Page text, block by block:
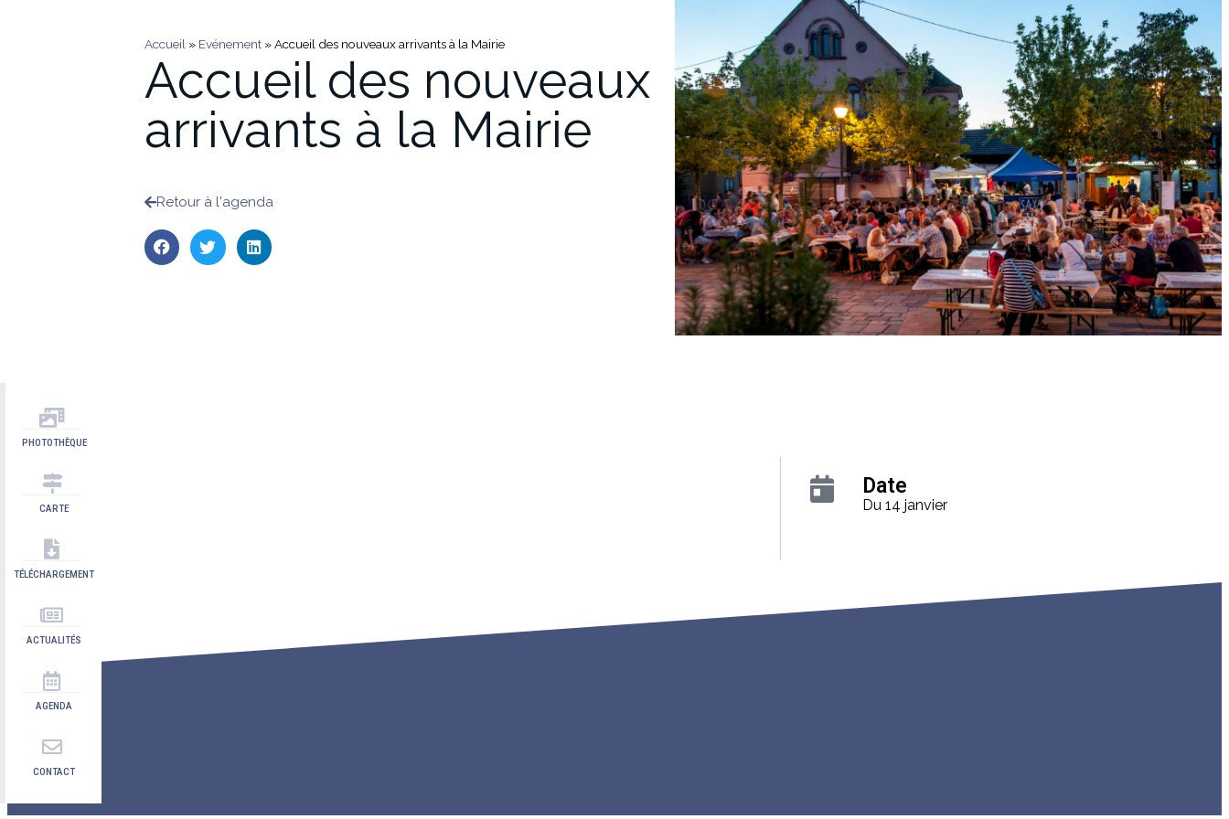
PHOTOTHÈQUE
CARTE
TÉLÉCHARGEMENT
ACTUALITÉS
AGENDA
CONTACT
Accueil » Evénement »Accueil des nouveaux arrivants à la Mairie
Accueil des nouveaux
arrivants à la Mairie
Retour à l'agenda
Date
Du 14 janvier